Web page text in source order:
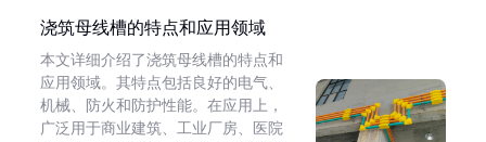
浇筑母线槽的特点和应用领域
本文详细介绍了浇筑母线槽的特点和
应用领域。其特点包括良好的电气、
机械、防火和防护性能。在应用上，
广泛用于商业建筑、工业厂房、医院